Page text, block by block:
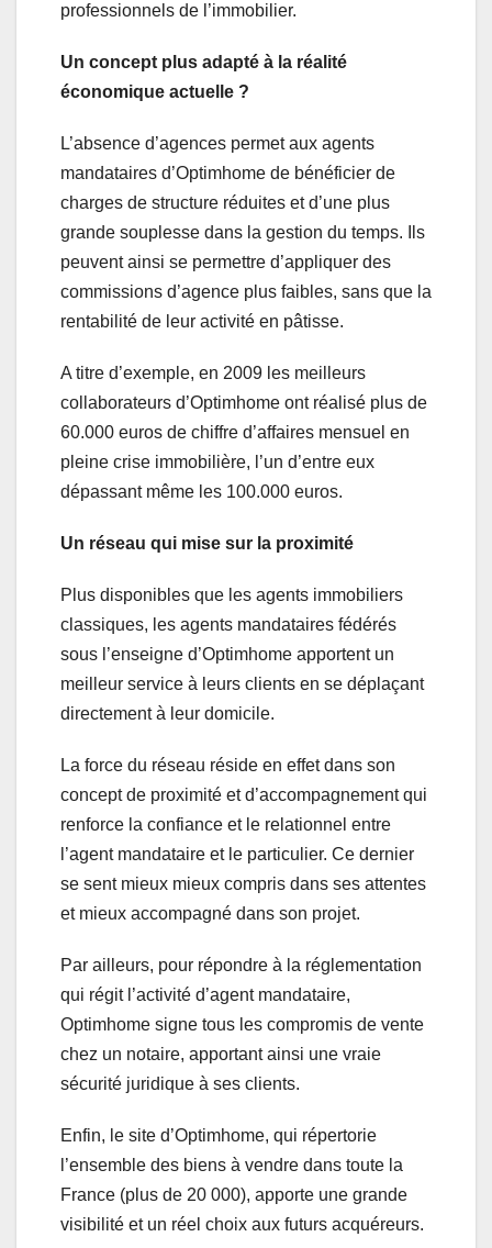
professionnels de l’immobilier.
Un concept plus adapté à la réalité
économique actuelle ?
L’absence d’agences permet aux agents
mandataires d’Optimhome de bénéficier de
charges de structure réduites et d’une plus
grande souplesse dans la gestion du temps. Ils
peuvent ainsi se permettre d’appliquer des
commissions d’agence plus faibles, sans que la
rentabilité de leur activité en pâtisse.
A titre d’exemple, en 2009 les meilleurs
collaborateurs d’Optimhome ont réalisé plus de
60.000 euros de chiffre d’affaires mensuel en
pleine crise immobilière, l’un d’entre eux
dépassant même les 100.000 euros.
Un réseau qui mise sur la proximité
Plus disponibles que les agents immobiliers
classiques, les agents mandataires fédérés
sous l’enseigne d’Optimhome apportent un
meilleur service à leurs clients en se déplaçant
directement à leur domicile.
La force du réseau réside en effet dans son
concept de proximité et d’accompagnement qui
renforce la confiance et le relationnel entre
l’agent mandataire et le particulier. Ce dernier
se sent mieux mieux compris dans ses attentes
et mieux accompagné dans son projet.
Par ailleurs, pour répondre à la réglementation
qui régit l’activité d’agent mandataire,
Optimhome signe tous les compromis de vente
chez un notaire, apportant ainsi une vraie
sécurité juridique à ses clients.
Enfin, le site d’Optimhome, qui répertorie
l’ensemble des biens à vendre dans toute la
France (plus de 20 000), apporte une grande
visibilité et un réel choix aux futurs acquéreurs.